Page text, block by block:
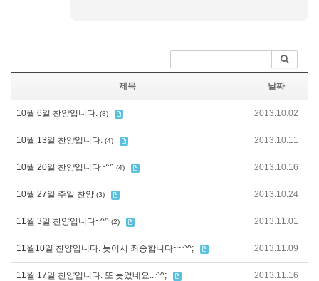
제목 날짜
10월 6일 찬양입니다. (8) 2013.10.02
10월 13일 찬양입니다. (4) 2013.10.11
10월 20일 찬양입니다~^^ (4) 2013.10.16
10월 27일 주일 찬양 (3) 2013.10.24
11월 3일 찬양입니다~^^ (2) 2013.11.01
11월10일 찬양입니다. 늦어서 죄송합니다~~^^; 2013.11.09
11월 17일 찬양입니다. 또 늦었네요...^^; 2013.11.16